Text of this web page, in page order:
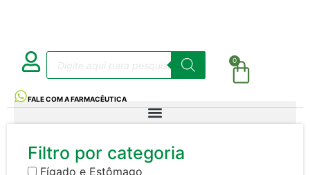
0
FALE COM A FARMACÊUTICA
Filtro por categoria
Fígado e Estômago